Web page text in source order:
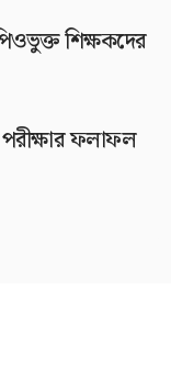
শিক্ষকদের
ফলাফল